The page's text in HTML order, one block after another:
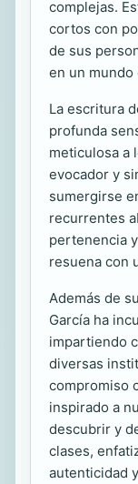
complejas.
cortos con
de sus
en un mundo
La escritura
profunda
meticulosa a
evocador y
sumergirse
recurrentes
pertenencia
resuena con
Además de
García ha
impartiendo
diversas
compromiso
inspirado a
descubrir y
clases,
autenticidad